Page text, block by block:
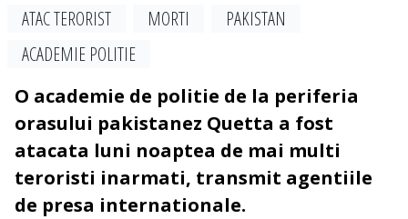
ATAC TERORIST MORTI
PAKISTAN
ACADEMIE POLITIE
O academie de politie de la periferia
orasului pakistanez Quetta a fost
atacata luni noaptea de mai multi
teroristi inarmati, transmit agentiile
de presa internationale.